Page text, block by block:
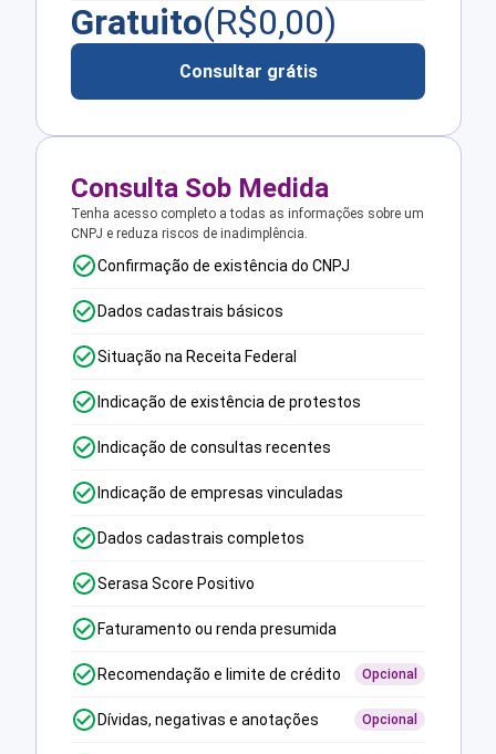
Gratuito(R$0,00)
Consultar grátis
Consulta Sob Medida
Tenha acesso completo a todas as informações sobre um
CNPJ e reduza riscos de inadimplência.
Confirmação de existência do CNPJ
Dados cadastrais básicos
Situação na Receita Federal
Indicação de existência de protestos
Indicação de consultas recentes
Indicação de empresas vinculadas
Dados cadastrais completos
Serasa Score Positivo
Faturamento ou renda presumida
Recomendação e limite de crédito Opcional
Dívidas, negativas e anotações Opcional